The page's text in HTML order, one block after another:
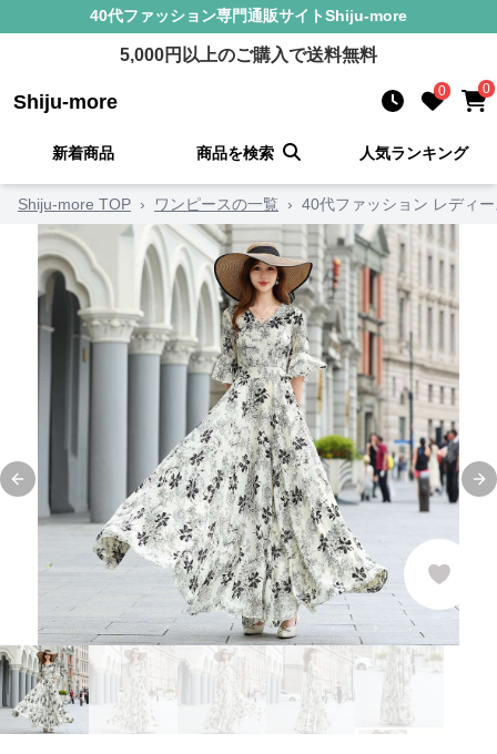
40代ファッション専門通販サイトShiju-more
5,000円以上のご購入で送料無料
Shiju-more 0 0
新着商品 商品を検索 人気ランキング
Shiju-more TOP › ワンピースの一覧 › 40代ファッション レディ
Previous slide